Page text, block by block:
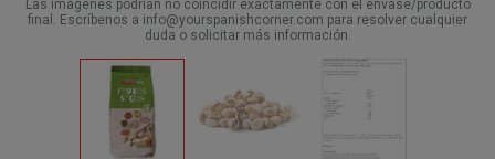
Las imágenes podrían no coincidir exactamente con el envase/producto
final. Escríbenos a info@yourspanishcorner.com para resolver cualquier
duda o solicitar más información.